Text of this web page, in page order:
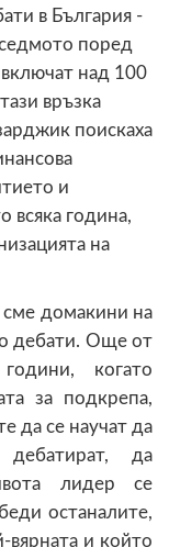
в България -
поред
включат над 100
връзка
поискаха
и
всяка година,
на
домакини на
дебати. Още от
когато
за подкрепа,
да се научат да
да
лидер се
останалите,
вярната и който